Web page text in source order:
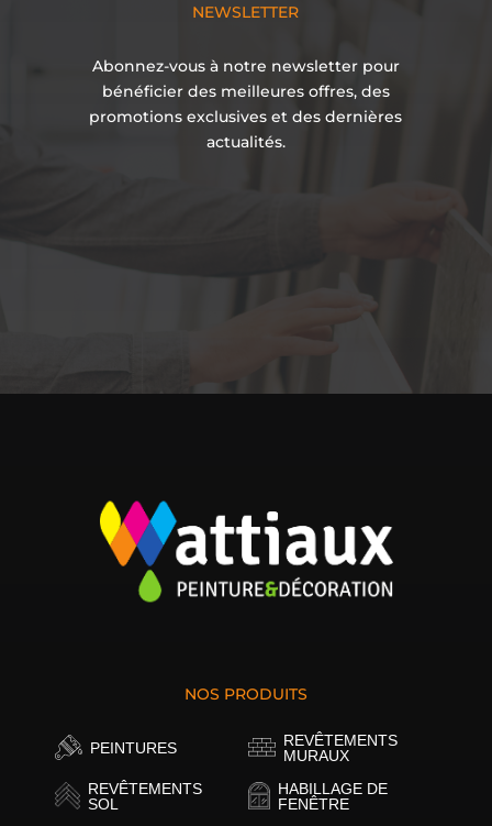
NEWSLETTER
Abonnez-vous à notre newsletter pour
bénéficier des meilleures offres, des
promotions exclusives et des dernières
actualités.
NOS PRODUITS
PEINTURES
REVÊTEMENTS
MURAUX
REVÊTEMENTS
SOL
HABILLAGE DE
FENÊTRE